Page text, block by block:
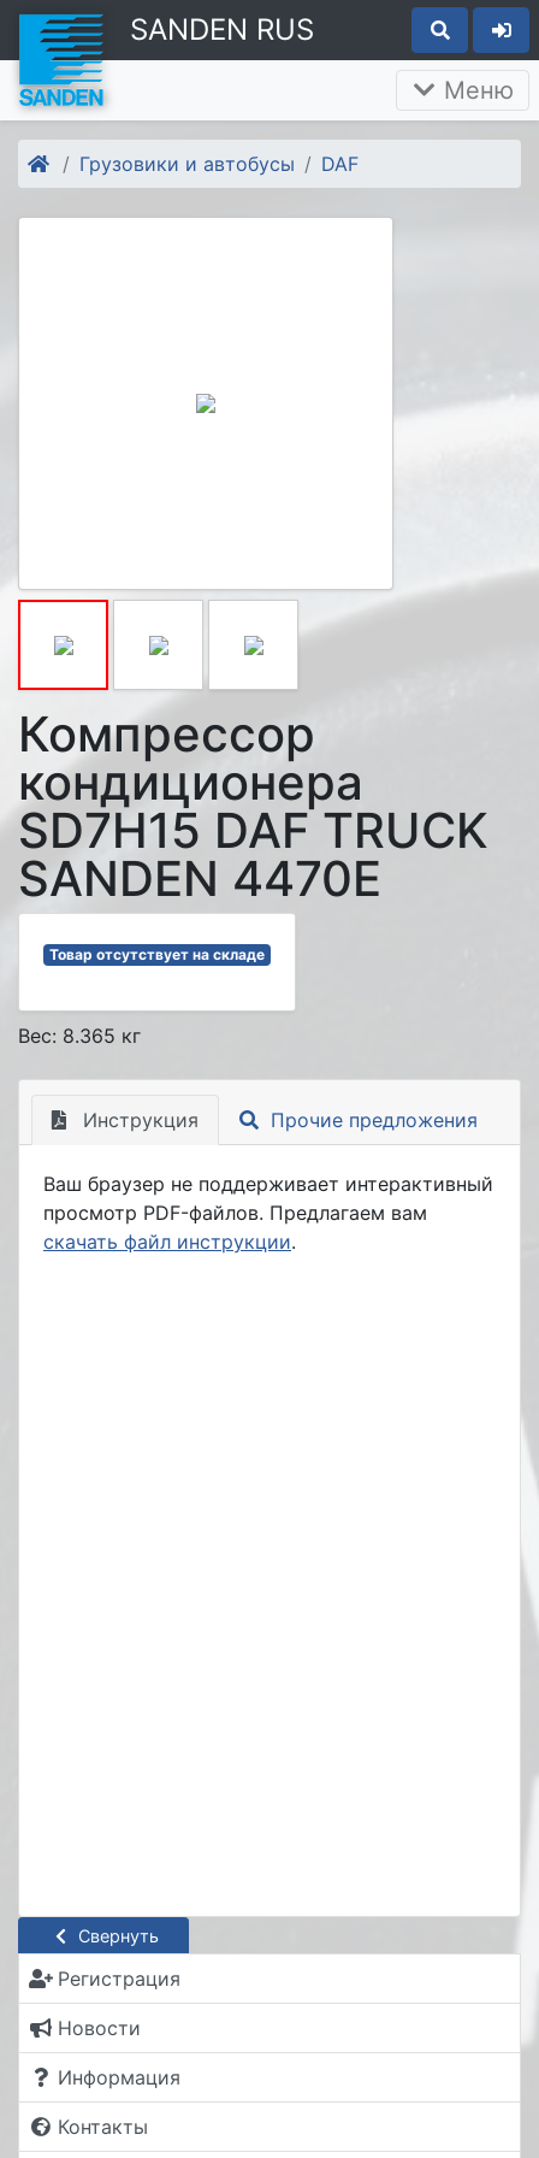
SANDEN RUS
Меню
Свернуть
Регистрация
Новости
Информация
Контакты
Грузовики и автобусы DAF
Компрессор
кондиционера
SD7H15 DAF TRUCK
SANDEN 4470E
Товар отсутствует на складе
Вес: 8.365 кг
Инструкция Прочие предложения
Ваш браузер не поддерживает интерактивный
просмотр PDF-файлов. Предлагаем вам
скачать файл инструкции.